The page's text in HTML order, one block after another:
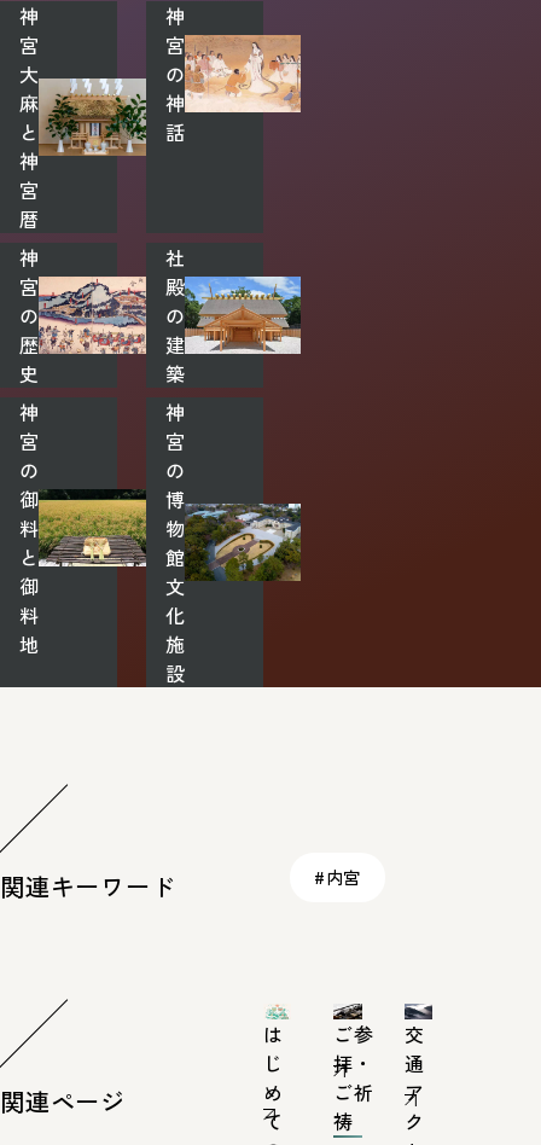
神
宮
大
麻
と
神
宮
暦
神
宮
の
神
話
神
宮
の
歴
史
社
殿
の
建
築
神
宮
の
御
料
と
御
料
地
神
宮
の
博
物
館・
文
化
施
設
関連キーワード #内宮
関連ページ
は
じ
め
て
ご参
拝・
ご祈
祷
交
通
ア
ク